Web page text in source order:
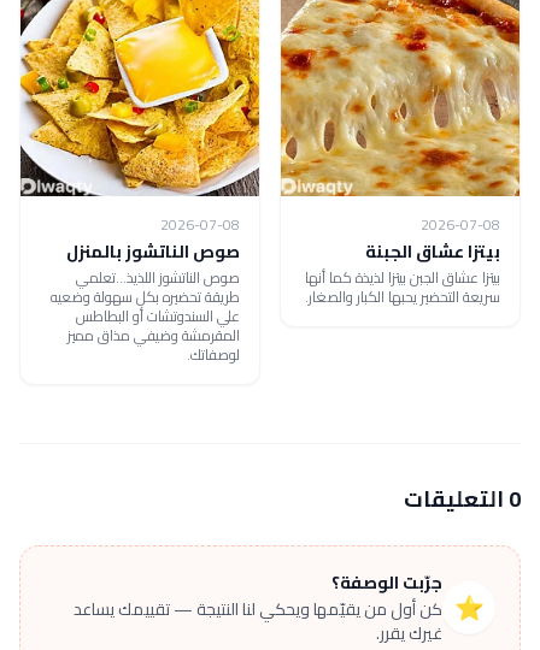
2026-07-08
بيتزا عشاق الجبنة
بيتزا عشاق الجبن بيتزا لذيذة كما أنها
سريعة التحضير يحبها الكبار والصغار.
2026-07-08
صوص الناتشوز بالمنزل
صوص الناتشوز اللذيذ...تعلمي
طريقة تحضيره بكل سهولة وضعيه
علي السندوتشات أو البطاطس
المقرمشة وضيفي مذاق مميز
لوصفاتك.
0 التعليقات
⭐
جرّبت الوصفة؟
كن أول من يقيّمها ويحكي لنا النتيجة — تقييمك يساعد
غيرك يقرر.